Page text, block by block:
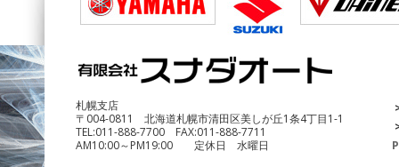
¥690,000
札幌支店
〒004-0811 北海道札幌市清田区美しが丘1条4丁目1-1
TEL:011-888-7700 FAX:011-888-7711
AM10:00～PM19:00 定休日 水曜日